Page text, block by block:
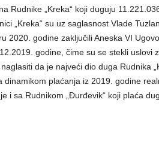
Rudnike „Kreka“ koji duguju
„Kreka“ su uz saglasnost Vlade
2020. godine zaključili Aneska VI
godine, čime su se stekli uslovi
da je najveći dio duga Rudnika
dinamikom plaćanja iz 2019. godine
i sa Rudnikom „Đurđevik“ koji plaća